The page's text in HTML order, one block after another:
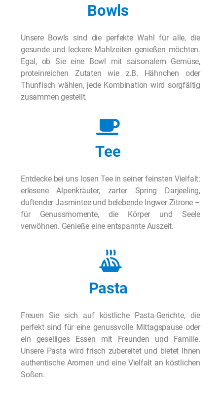
Bowls
Unsere Bowls sind die perfekte Wahl für alle, die
gesunde und leckere Mahlzeiten genießen möchten.
Egal, ob Sie eine Bowl mit saisonalem Gemüse,
proteinreichen Zutaten wie z.B. Hähnchen oder
Thunfisch wählen, jede Kombination wird sorgfältig
zusammen gestellt.
Tee
Entdecke bei uns losen Tee in seiner feinsten Vielfalt:
erlesene Alpenkräuter, zarter Spring Darjeeling,
duftender Jasmintee und belebende Ingwer-Zitrone –
für Genussmomente, die Körper und Seele
verwöhnen. Genieße eine entspannte Auszeit.
Pasta
Freuen Sie sich auf köstliche Pasta-Gerichte, die
perfekt sind für eine genussvolle Mittagspause oder
ein geselliges Essen mit Freunden und Familie.
Unsere Pasta wird frisch zubereitet und bietet Ihnen
authentische Aromen und eine Vielfalt an köstlichen
Soßen.